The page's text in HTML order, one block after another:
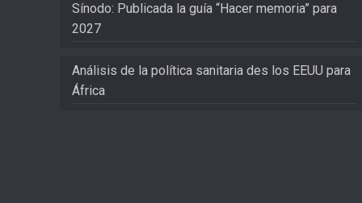
Sínodo: Publicada la guía “Hacer memoria” para
2027
Análisis de la política sanitaria des los EEUU para
África